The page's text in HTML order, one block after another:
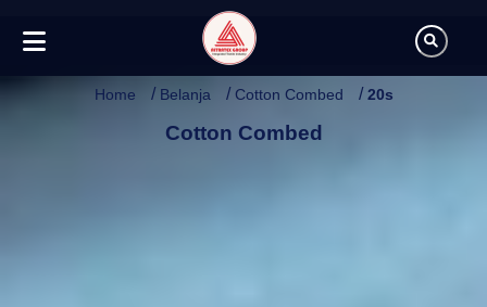
Home / Belanja / Cotton Combed /20s
Cotton Combed